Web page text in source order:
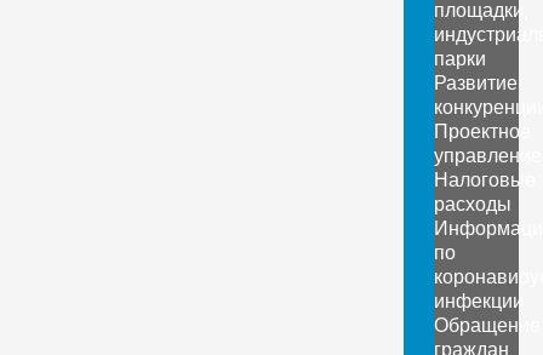
площадки,
парки
Развитие
Проектное
управление
Налоговые
расходы
по
инфекции
Обращение
граждан